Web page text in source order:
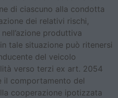
di ciascuno alla condotta
dei relativi rischi,
produttiva
tale situazione può ritenersi
del veicolo
verso terzi ex art. 2054
il comportamento del
cooperazione ipotizzata